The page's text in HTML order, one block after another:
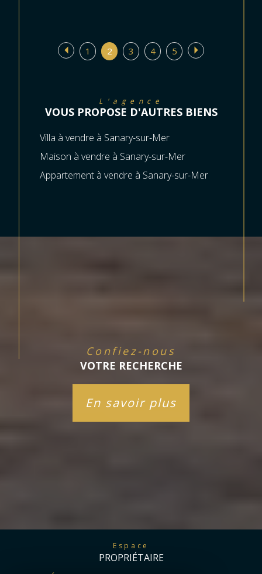
1 2 3 4 5
L'agence
VOUS PROPOSE D'AUTRES BIENS
Villa à vendre à Sanary-sur-Mer
Maison à vendre à Sanary-sur-Mer
Appartement à vendre à Sanary-sur-Mer
Confiez-nous
VOTRE RECHERCHE
En savoir plus
Espace
PROPRIÉTAIRE